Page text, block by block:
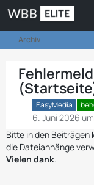
Archiv
EasyMedia
6. Juni 2026
Bitte in den Beiträgen
die Dateianhänge
Vielen dank.